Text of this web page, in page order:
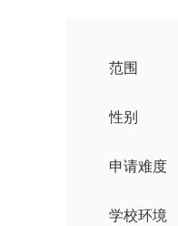
范围
性别
申请难度
学校环境